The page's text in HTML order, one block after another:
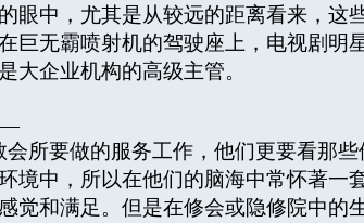
眼中，尤其是从较远的距离看来，这
巨无霸喷射机的驾驶座上，电视剧明
大企业机构的高级主管。
所要做的服务工作，他们更要看那
境中，所以在他们的脑海中常怀著一
觉和满足。但是在修会或隐修院中的